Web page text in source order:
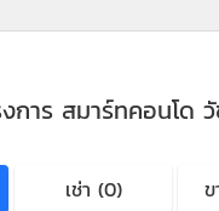
งการ สมาร์ทคอนโด
เช่า (0)